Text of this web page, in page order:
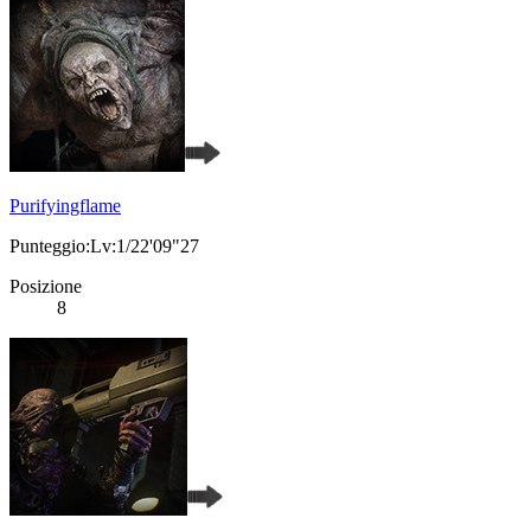
Purifyingflame
Punteggio:Lv:1/22'09"27
Posizione
8